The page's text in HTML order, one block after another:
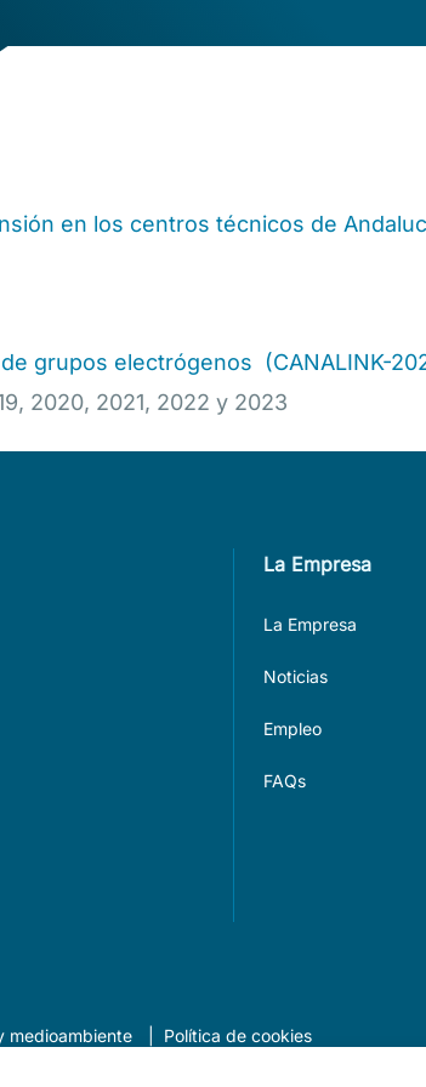
en los centros técnicos de
grupos electrógenos (CANALINK-
2020, 2021, 2022 y 2023
La Empresa
La Empresa
Noticias
Empleo
FAQs
medioambiente Política de cookies